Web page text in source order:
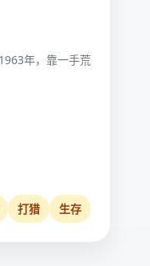
年，靠一手荒
打猎 生存